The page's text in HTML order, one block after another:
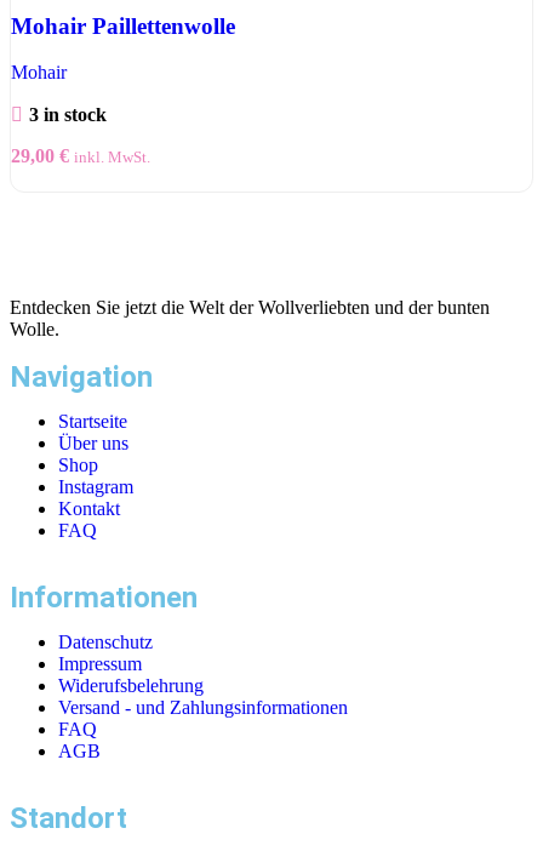
Mohair Paillettenwolle
Mohair
3 in stock
29,00 € inkl. MwSt.
Entdecken Sie jetzt die Welt der Wollverliebten und der bunten
Wolle.
Navigation
Startseite
Über uns
Shop
Instagram
Kontakt
FAQ
Informationen
Datenschutz
Impressum
Widerufsbelehrung
Versand - und Zahlungsinformationen
FAQ
AGB
Standort